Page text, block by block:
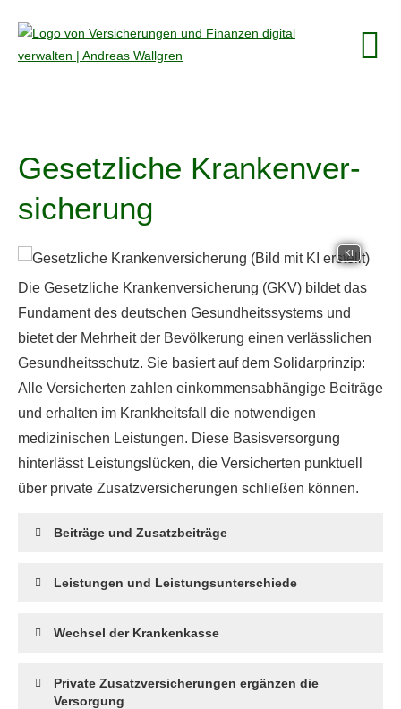
Gesetzliche Kranken­ver­
si­che­rung
KI
Die Gesetzliche Kranken­ver­si­che­rung (GKV) bildet das
Fundament des deutschen Gesundheitssystems und
bietet der Mehrheit der Bevölkerung einen verlässlichen
Gesundheitsschutz. Sie basiert auf dem Solidarprinzip:
Alle Versicherten zahlen einkommensabhängige Beiträge
und erhalten im Krankheitsfall die notwendigen
medizinischen Leistungen. Diese Basisversorgung
hinterlässt Leistungslücken, die Versicherten punktuell
über private Zusatzversicherungen schließen können.
Beiträge und Zusatzbeiträge
Leistungen und Leistungsunterschiede
Wechsel der Krankenkasse
Private Zusatzversicherungen ergänzen die
Versorgung